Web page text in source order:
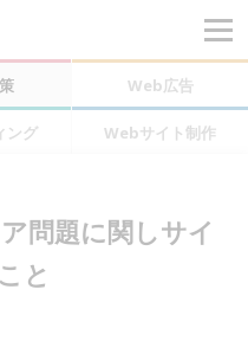
Web広告
ング Webサイト制作
問題に関しサイ
と